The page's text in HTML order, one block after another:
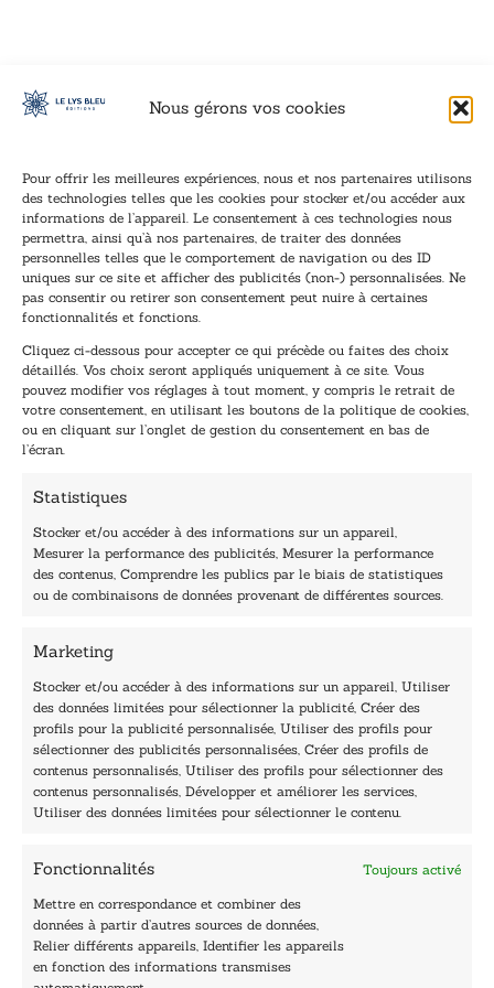
Nous gérons vos cookies
Pour offrir les meilleures expériences, nous et nos partenaires utilisons
des technologies telles que les cookies pour stocker et/ou accéder aux
informations de l’appareil. Le consentement à ces technologies nous
permettra, ainsi qu’à nos partenaires, de traiter des données
personnelles telles que le comportement de navigation ou des ID
uniques sur ce site et afficher des publicités (non-) personnalisées. Ne
pas consentir ou retirer son consentement peut nuire à certaines
fonctionnalités et fonctions.
Cliquez ci-dessous pour accepter ce qui précède ou faites des choix
détaillés. Vos choix seront appliqués uniquement à ce site. Vous
pouvez modifier vos réglages à tout moment, y compris le retrait de
votre consentement, en utilisant les boutons de la politique de cookies,
ou en cliquant sur l’onglet de gestion du consentement en bas de
l’écran.
Statistiques
Stocker et/ou accéder à des informations sur un appareil,
Mesurer la performance des publicités, Mesurer la performance
des contenus, Comprendre les publics par le biais de statistiques
ou de combinaisons de données provenant de différentes sources.
Marketing
Stocker et/ou accéder à des informations sur un appareil, Utiliser
des données limitées pour sélectionner la publicité, Créer des
profils pour la publicité personnalisée, Utiliser des profils pour
sélectionner des publicités personnalisées, Créer des profils de
contenus personnalisés, Utiliser des profils pour sélectionner des
contenus personnalisés, Développer et améliorer les services,
Utiliser des données limitées pour sélectionner le contenu.
Fonctionnalités Toujours activé
Mettre en correspondance et combiner des
données à partir d’autres sources de données,
Relier différents appareils, Identifier les appareils
en fonction des informations transmises
Inscription à la newsletter
Inscrivez-vous à notre newsletter et recevez nos
dernières nouvelles.
m
a
i
l
*
a
i
l
E
m
a
i
l
*
TENEZ-MOI AU COURANT !
40, rue du Louvre 75001 Paris
Horaires du standard
De mardi à vendredi :
9h - 12h et 13h30 - 16h30
Lundi, samedi et dimanche : fermé
Navigation
Accueil
Les Plumes du Lys Bleu
Prix sciences humaines et sociales
Nos collections
Nos auteurs
Catalogue